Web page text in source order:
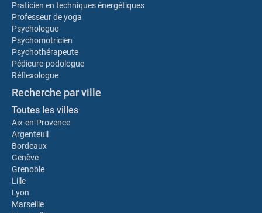
Praticien en techniques énergétiques
Professeur de yoga
Psychologue
Psychomotricien
Psychothérapeute
Pédicure-podologue
Réflexologue
Recherche par ville
Toutes les villes
Aix-en-Provence
Argenteuil
Bordeaux
Genève
Grenoble
Lille
Lyon
Marseille